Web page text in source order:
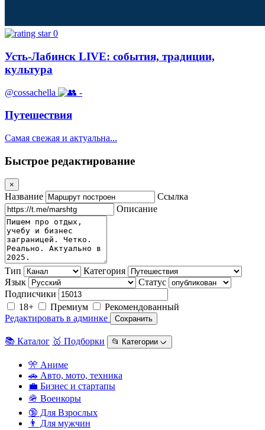
0
Усть-Лабинск LIVE: события, традиции,
культура
@cossachella -
Путешествия
Самая свежая и актуальна...
Быстрое редактирование
×
Название
Ссылка
Описание
Тип
Категория
Язык
Статус
Подписчики
18+
Премиум
Рекомендованный
Редактировать в админке
Сохранить
📚 Каталог 🥇 Подборки 📂 Категории ᨆ
🎌 Аниме
🚗 Авто, мото, техника
💼 Бизнес и стартапы
🪖 Военкоры
🔞 Для Взрослых
👨 Для мужчин